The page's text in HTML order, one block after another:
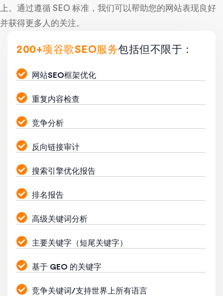
上。通过遵循 SEO 标准，我们可以帮助您的网站表现良好
并获得更多人的关注。
200+项谷歌SEO服务包括但不限于：
网站SEO框架优化
重复内容检查
竞争分析
反向链接审计
搜索引擎优化报告
排名报告
高级关键词分析
主要关键字（短尾关键字）
基于 GEO 的关键字
竞争关键词/支持世界上所有语言